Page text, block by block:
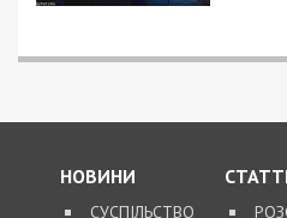
НОВИНИ
СУСПІЛЬСТВО